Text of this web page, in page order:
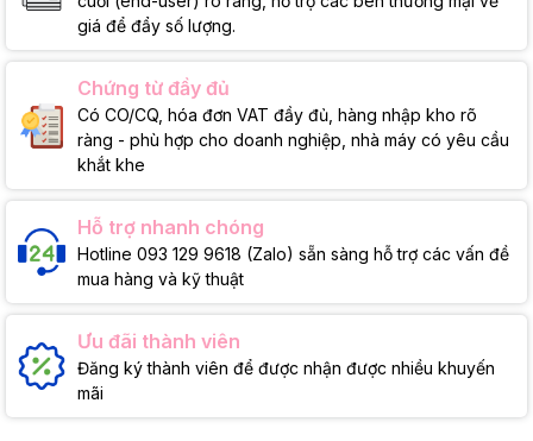
giá để đẩy số lượng.
Chứng từ đầy đủ
Có CO/CQ, hóa đơn VAT đầy đủ, hàng nhập kho rõ
ràng - phù hợp cho doanh nghiệp, nhà máy có yêu cầu
khắt khe
Hỗ trợ nhanh chóng
Hotline 093 129 9618 (Zalo) sẵn sàng hỗ trợ các vấn đề
mua hàng và kỹ thuật
Ưu đãi thành viên
Đăng ký thành viên để được nhận được nhiều khuyến
mãi